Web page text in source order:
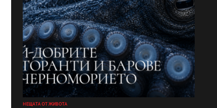
НЕЩАТА ОТ ЖИВОТА